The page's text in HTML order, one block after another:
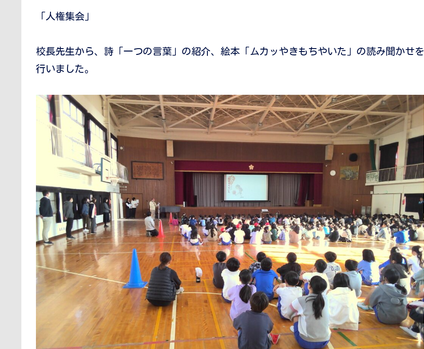
「人権集会」
校長先生から、詩「一つの言葉」の紹介、絵本「ムカッやきもちやいた」の読み聞かせを
行いました。